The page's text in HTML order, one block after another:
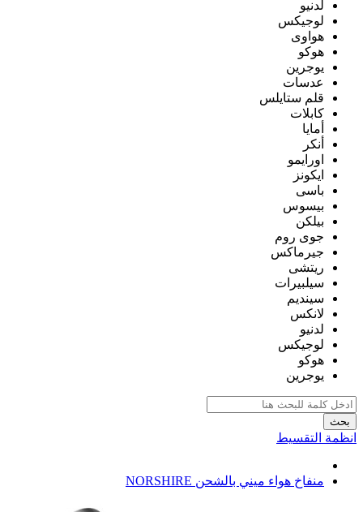
لدنيو
لوجيكس
هواوى
هوكو
يوجرين
عدسات
قلم ستايلس
كابلات
أمايا
أنكر
اورايمو
ايكونز
باسى
بيسوس
بيلكن
جوى روم
جيرماكس
ريتشى
سيلبيرات
سينديم
لانكس
لدنيو
لوجيكس
هوكو
يوجرين
بحث
انظمة التقسيط
منفاخ هواء ميني بالشحن NORSHIRE